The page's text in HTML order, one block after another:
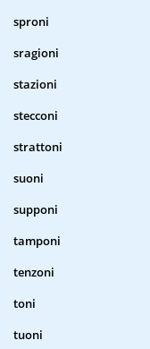
sproni
sragioni
stazioni
stecconi
strattoni
suoni
supponi
tamponi
tenzoni
toni
tuoni